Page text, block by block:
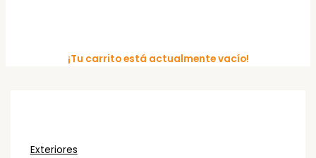
¡Tu carrito está actualmente vacío!
Exteriores